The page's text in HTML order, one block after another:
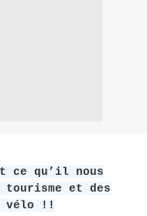
ce qu’il nous
et des
vélo !!